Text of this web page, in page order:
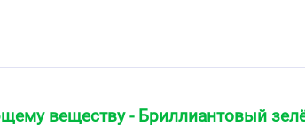
цвета жидкость с запахом спирта.
группа
веществу - Бриллиантовый